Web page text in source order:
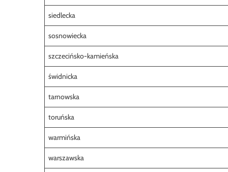
siedlecka
sosnowiecka
szczecińsko-kamieńska
świdnicka
tarnowska
toruńska
warmińska
warszawska